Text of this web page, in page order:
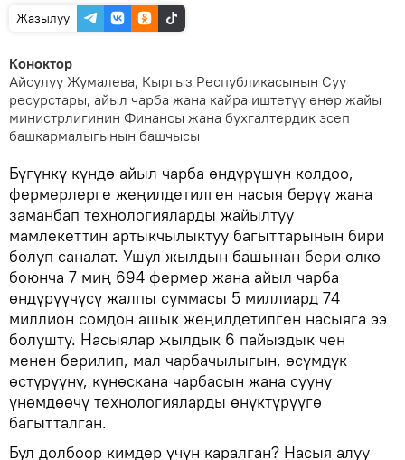
Жазылуу
Коноктор
Айсулуу Жумалева, Кыргыз Республикасынын Суу
ресурстары, айыл чарба жана кайра иштетүү өнөр жайы
министрлигинин Финансы жана бухгалтердик эсеп
башкармалыгынын башчысы
Бүгүнкү күндө айыл чарба өндүрүшүн колдоо,
фермерлерге жеңилдетилген насыя берүү жана
заманбап технологияларды жайылтуу
мамлекеттин артыкчылыктуу багыттарынын бири
болуп саналат. Ушул жылдын башынан бери өлкө
боюнча 7 миң 694 фермер жана айыл чарба
өндүрүүчүсү жалпы суммасы 5 миллиард 74
миллион сомдон ашык жеңилдетилген насыяга ээ
болушту. Насыялар жылдык 6 пайыздык чен
менен берилип, мал чарбачылыгын, өсүмдүк
өстүрүүнү, күнөскана чарбасын жана сууну
үнөмдөөчү технологияларды өнүктүрүүгө
багытталган.
Бул долбоор кимдер үчүн каралган? Насыя алуу